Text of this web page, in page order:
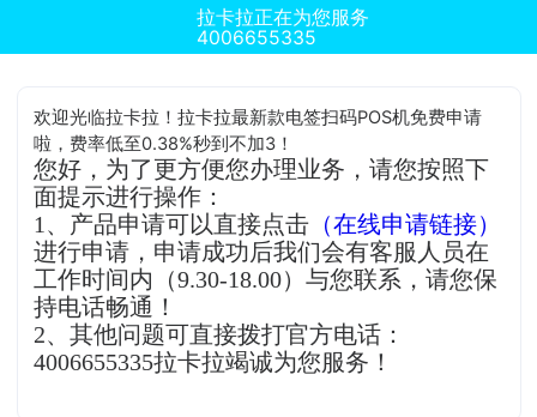
拉卡拉正在为您服务
4006655335
欢迎光临拉卡拉！拉卡拉最新款电签扫码POS机免费申请
啦，费率低至0.38%秒到不加3！
您好，为了更方便您办理业务，请您按照下
面提示进行操作：
1、产品申请可以直接点击 （在线申请链接）
进行申请，申请成功后我们会有客服人员在
工作时间内（9.30-18.00）与您联系，请您保
持电话畅通！
2、其他问题可直接拨打官方电话：
4006655335拉卡拉竭诚为您服务！